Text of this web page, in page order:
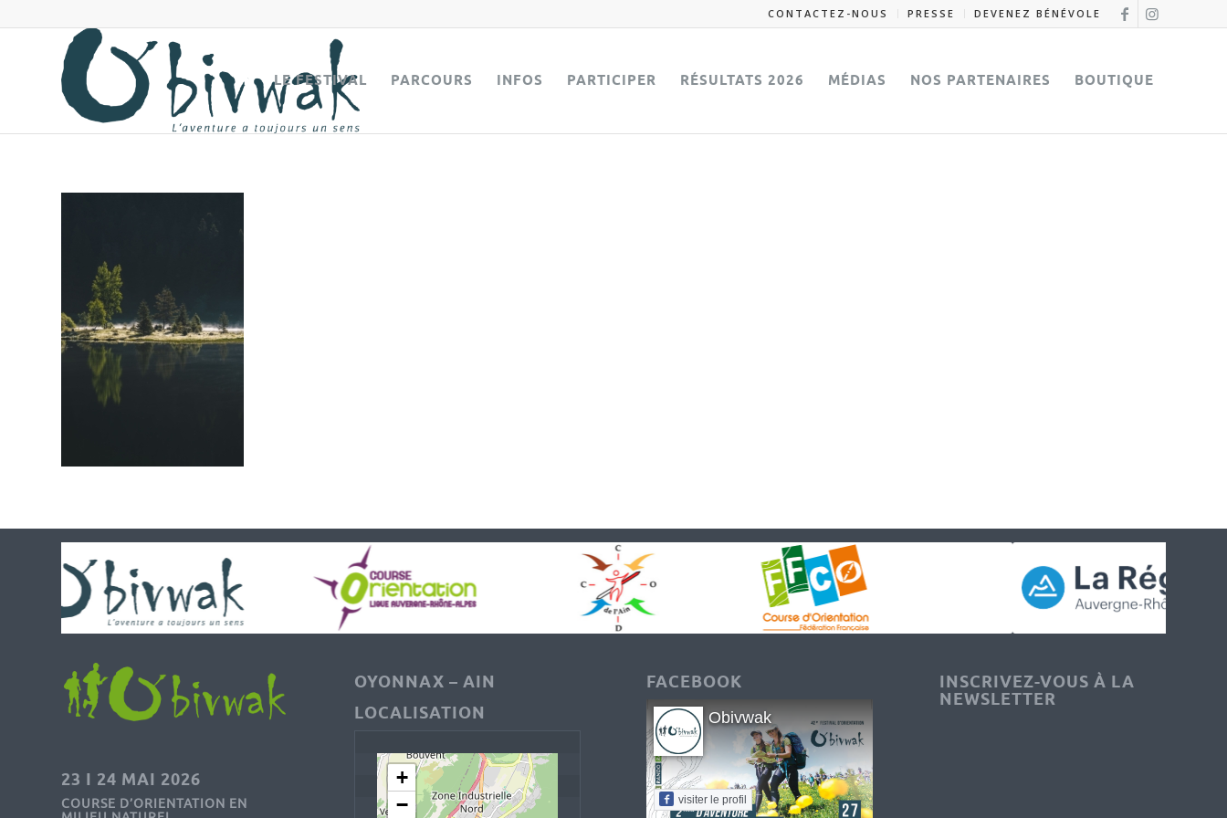
CONTACTEZ-NOUS PRESSE DEVENEZ BÉNÉVOLE
LE FESTIVAL PARCOURS INFOS PARTICIPER RÉSULTATS 2026 MÉDIAS NOS PARTENAIRES BOUTIQUE
23 I 24 MAI 2026
COURSE D’ORIENTATION EN
OYONNAX – AIN
LOCALISATION
+
−
FACEBOOK
Obivwak
visiter le profil
INSCRIVEZ-VOUS À LA
NEWSLETTER